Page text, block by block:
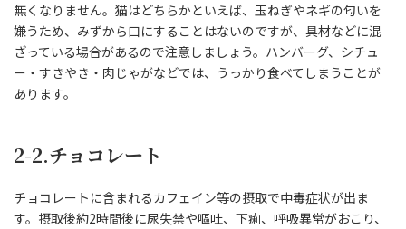
無くなりません。猫はどちらかといえば、玉ねぎやネギの匂いを
嫌うため、みずから口にすることはないのですが、具材などに混
ざっている場合があるので注意しましょう。ハンバーグ、シチュ
ー・すきやき・肉じゃがなどでは、うっかり食べてしまうことが
あります。
2-2.チョコレート
チョコレートに含まれるカフェイン等の摂取で中毒症状が出ま
す。摂取後約2時間後に尿失禁や嘔吐、下痢、呼吸異常がおこり、